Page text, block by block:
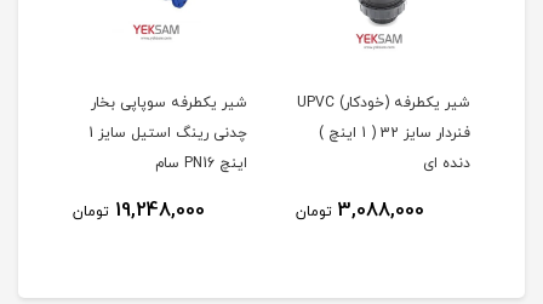
شیر یکطرفه (خودکار) UPVC
فنردار سایز 32 ( 1 اینچ )
دنده ای
3,088,000 تومان
شیر یکطرفه سوپاپی بخار
چدنی رینگ استیل سایز 1
اینچ PN16 سام
19,248,000 تومان